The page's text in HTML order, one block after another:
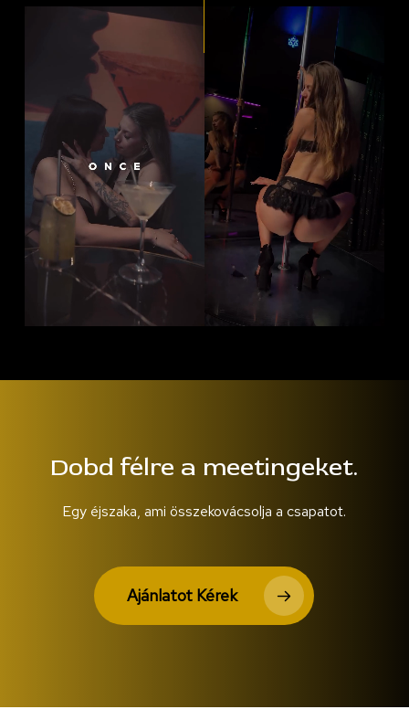
Dobd félre a meetingeket.
Egy éjszaka, ami összekovácsolja a csapatot.
Ajánlatot Kérek